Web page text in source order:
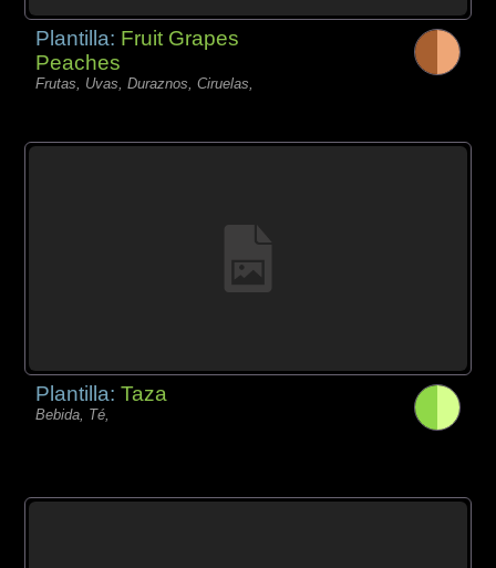
Plantilla: Fruit Grapes
Peaches
Frutas, Uvas, Duraznos, Ciruelas,
Plantilla:Taza
Bebida, Té,